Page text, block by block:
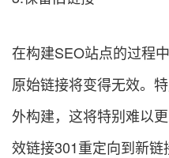
在构建SEO站点的过程
原始链接将变得无效。
外构建，这将特别难以
效链接301重定向到新